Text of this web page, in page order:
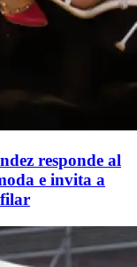
responde al
e invita a